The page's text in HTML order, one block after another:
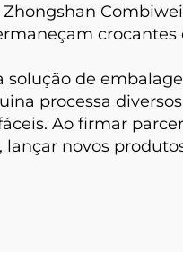
solução de
processa
Ao firmar
novos